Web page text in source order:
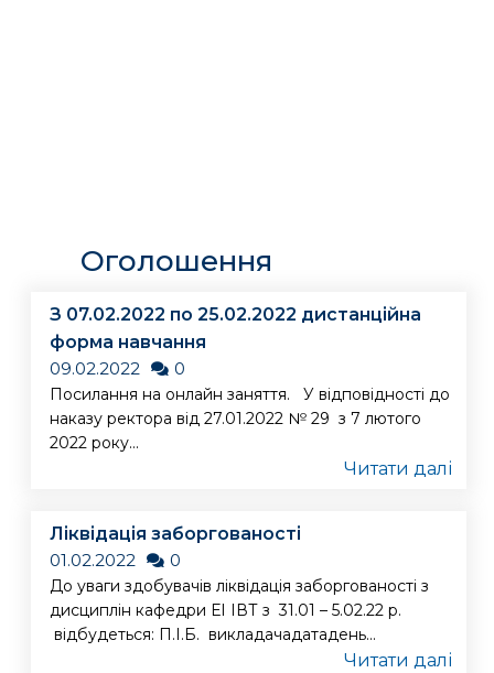
Оголошення
З 07.02.2022 по 25.02.2022 дистанційна
форма навчання
09.02.2022
0
Посилання на онлайн заняття. У відповідності до
наказу ректора від 27.01.2022 № 29 з 7 лютого
2022 року...
Читати далі
Ліквідація заборгованості
01.02.2022
0
До уваги здобувачів ліквідація заборгованості з
дисциплін кафедри ЕІ ІВТ з 31.01 – 5.02.22 р.
відбудеться: П.І.Б. викладачадатадень...
Читати далі